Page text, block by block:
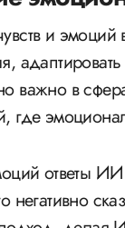
и эмоций
важно в
где
ответы
негативно